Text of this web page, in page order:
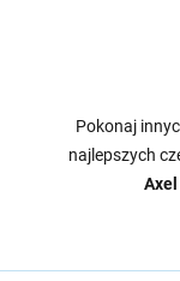
Pokonaj
najlepszych